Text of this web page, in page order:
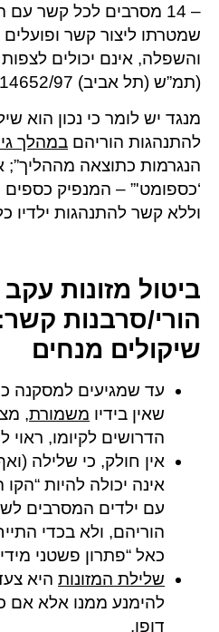
– 14 מסרבים לכל קשר
שמטרתו ליצור קשר
והשפלה, אינם יכולים
(תמ”ש (תל אביב) 14652/97.
מנגד יש לומר כי נכון הוא
להתנהגות הוריהם במהלך
הנגרמות כתוצאה מההליך”;
‘כספומט'” – המנפיק
וללא קשר להתנהגות ילדיו
ביטול מזונות עקב
הורי/סרבנות
שיקולים מנחים
עד שמגיעים למסקנה
שאין בידיו משמורת,
הדרושים לקיומו, ראוי
אין חולק, כי שלילה
אינה יכולה להיות
עם ילדים המסרבים
הוריהם, ולא בכדי
כאל “פתרון פשטני
שלילת המזונות היא
להימנע ממנו אלא אם
דופן.